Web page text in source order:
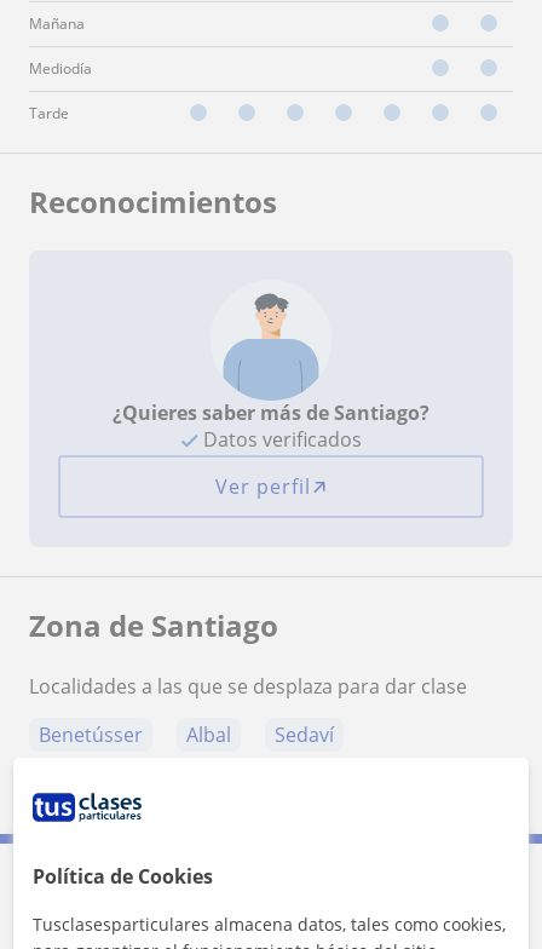
Mañana
Mediodía
Tarde
Reconocimientos
¿Quieres saber más de Santiago?
Datos verificados
Ver perfil
Zona de Santiago
Localidades a las que se desplaza para dar clase
Benetússer
Albal
Sedaví
Política de Cookies
Tusclasesparticulares almacena datos, tales como cookies,